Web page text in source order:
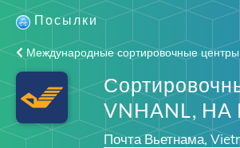
Посылки
Международные сортировочные центры
VNHANL, HA
Почта Вьетнама,